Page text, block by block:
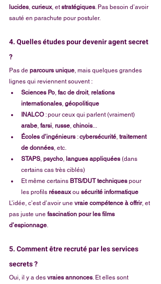
lucides curieux, et stratégiques . Pas besoin d’avoir
sauté en parachute pour postuler.
4. Quelles études pour devenir agent secret
?
Pas de parcours unique , mais quelques grandes
lignes qui reviennent souvent :
Sciences Po fac de droit, relations
internationales géopolitique
INALCO : pour ceux qui parlent (vraiment)
arabe farsi russe chinois
Écoles d’ingénieurs : cybersécurité traitement
de données , etc.
STAPS psycho langues appliquées (dans
certains cas très ciblés)
Et même certains BTS/DUT techniques pour
les profils réseaux ou sécurité informatique
L’idée, c’est d’avoir une vraie compétence à offrir, et
pas juste une fascination pour les films
d’espionnage
5. Comment être recruté par les services
secrets ?
Oui, il y a des vraies annonces . Et elles sont